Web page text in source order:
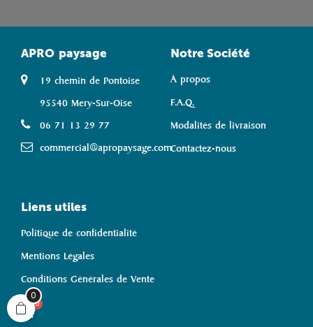
APRO paysage
19 chemin de Pontoise
95540 Mery-Sur-Oise
06 71 13 29 77
commercial@apropaysage.com
Notre Société
À propos
F.A.Q.
Modalités de livraison
Contactez-nous
Liens utiles
Politique de confidentialité
Mentions Légales
Conditions Générales de Vente
0
0